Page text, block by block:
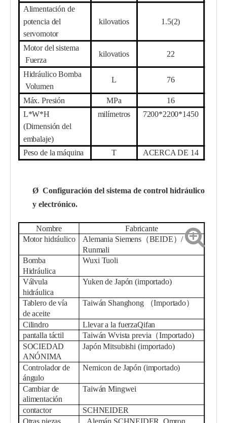
Alimentación de
potencia del
servomotor
kilovatios 1.5(2)
Motor del sistema
Fuerza
kilovatios 22
HidráulicoBomba
Volumen
L 76
Máx. Presión MPa 16
L*W*H
(Dimensión del
embalaje)
milímetros 7200*2200*1450
Peso de la máquina T ACERCA DE 14
Ø Configuración del sistema de control hidráulico
y electrónico.
Nombre
Fabricante
Motor hidráulico
Alemania Siemens（BEIDE）/
Runmali
Bomba
Hidráulica
Wuxi Tuoli
Válvula
hidráulica
Yuken de Japón (importado)
Tablero de vía
de aceite
Taiwán Shanghong （Importado）
Cilindro Llevar a la fuerzaQifan
pantalla táctil
TaiwánWvista previa （Importado)
SOCIEDAD
ANÓNIMA
Japón Mitsubishi (importado)
Controlador de
ángulo
Nemicon de Japón (importado)
Cambiar de
alimentación
Taiwán Mingwei
contactor
SCHNEIDER
Otras piezas
Alemán SCHNEIDER, Omron